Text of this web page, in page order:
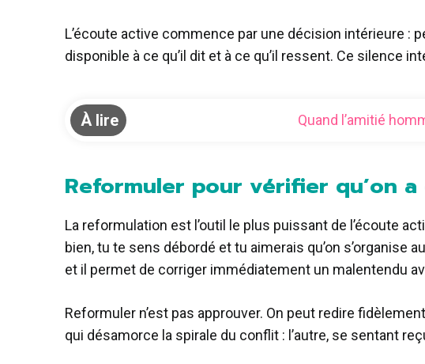
L’écoute active commence par une décision intérieure :
disponible à ce qu’il dit et à ce qu’il ressent. Ce silence
À lire Quand l’amitié
Reformuler pour vérifier qu’on a
La reformulation est l’outil le plus puissant de l’écoute
bien, tu te sens débordé et tu aimerais qu’on
et il permet de corriger immédiatement un malentendu
Reformuler n’est pas approuver. On peut redire
qui désamorce la spirale du conflit : l’autre, se sentant